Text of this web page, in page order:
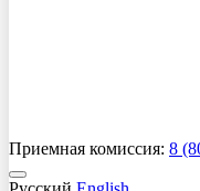
Приемная комиссия: 8